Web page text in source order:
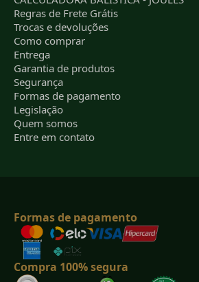
Regras de Frete Grátis
Trocas e devoluções
Como comprar
Entrega
Garantia de produtos
Segurança
Formas de pagamento
Legislação
Quem somos
Entre em contato
Formas de pagamento
Compra 100% segura